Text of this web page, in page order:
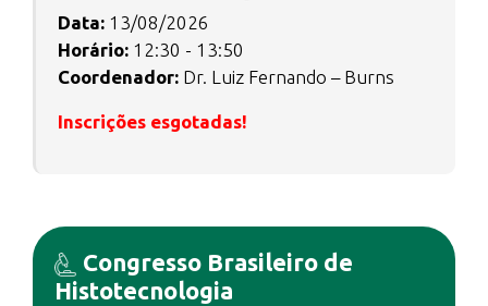
Data: 13/08/2026
Horário: 12:30 - 13:50
Coordenador: Dr. Luiz Fernando – Burns
Inscrições esgotadas!
Congresso Brasileiro de
Histotecnologia